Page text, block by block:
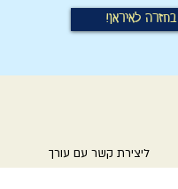
!בחזרה לאיראן
ליצירת קשר עם עורך
האתר